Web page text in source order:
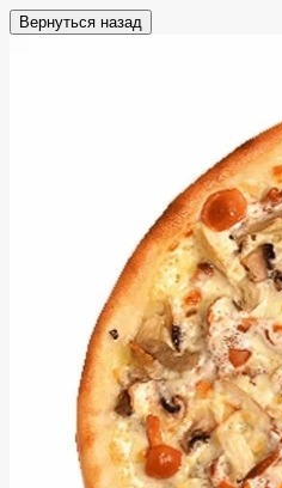
Вернуться назад